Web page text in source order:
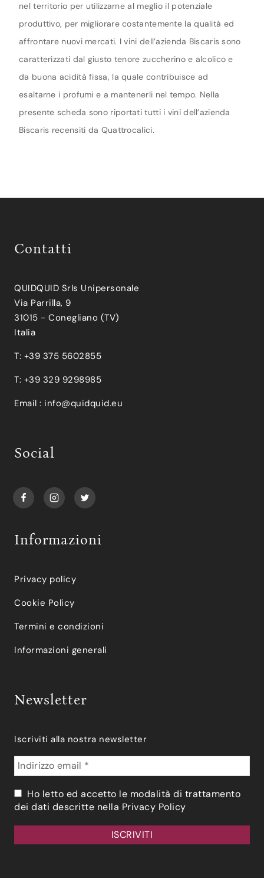
nel territorio per utilizzarne al meglio il potenziale
produttivo, per migliorare costantemente la qualità ed
affrontare nuovi mercati. I vini dell’azienda Biscaris sono
caratterizzati dal giusto tenore zuccherino e alcolico e
da buona acidità fissa, la quale contribuisce ad
esaltarne i profumi e a mantenerli nel tempo. Nella
presente scheda sono riportati tutti i vini dell’azienda
Biscaris recensiti da Quattrocalici.
Contatti
QUIDQUID Srls Unipersonale
Via Parrilla, 9
31015 - Conegliano (TV)
Italia
T: +39 375 5602855
T: +39 329 9298985
Email : info@quidquid.eu
Social
Informazioni
Privacy policy
Cookie Policy
Termini e condizioni
Informazioni generali
Newsletter
Iscriviti alla nostra newsletter
Ho letto ed accetto le modalità di trattamento
dei dati descritte nella Privacy Policy